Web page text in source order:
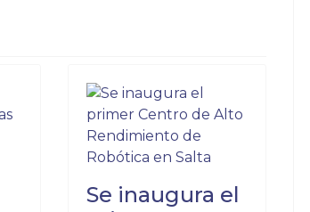
Se inaugura el